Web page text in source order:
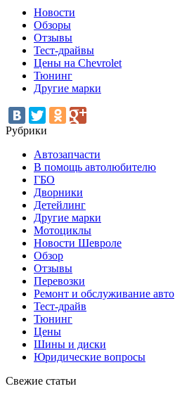
Новости
Обзоры
Отзывы
Тест-драйвы
Цены на Chevrolet
Тюнинг
Другие марки
Рубрики
Автозапчасти
В помощь автолюбителю
ГБО
Дворники
Детейлинг
Другие марки
Мотоциклы
Новости Шевроле
Обзор
Отзывы
Перевозки
Ремонт и обслуживание авто
Тест-драйв
Тюнинг
Цены
Шины и диски
Юридические вопросы
Свежие статьи